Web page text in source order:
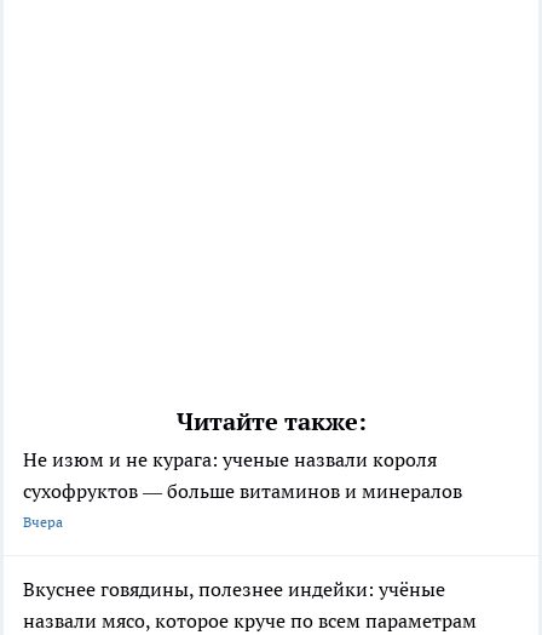
Читайте также:
Не изюм и не курага: ученые назвали короля
сухофруктов — больше витаминов и минералов
Вчера
Вкуснее говядины, полезнее индейки: учёные
назвали мясо, которое круче по всем параметрам